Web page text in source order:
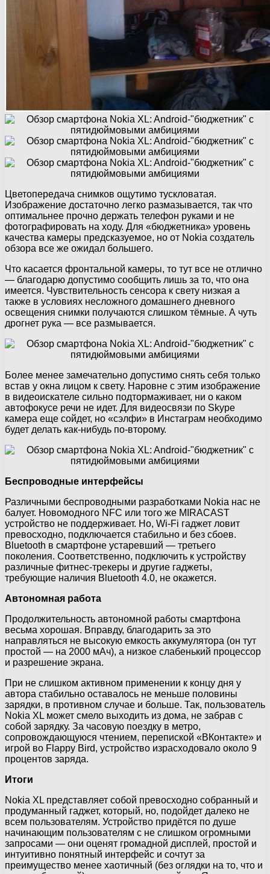
Цветопередача снимков ощутимо тускловатая.
Изображение достаточно легко размазывается, так что
оптимальнее прочно держать телефон руками и не
фотографировать на ходу. Для «бюджетника» уровень
качества камеры предсказуемое, но от Nokia создатель
обзора все же ожидал большего.
Что касается фронтальной камеры, то тут все не отлично
— благодарю допустимо сообщить лишь за то, что она
имеется. Чувствительность сенсора к свету низкая а
также в условиях несложного домашнего дневного
освещения снимки получаются слишком тёмные. А чуть
дрогнет рука — все размывается.
Более менее замечательно допустимо снять себя только
встав у окна лицом к свету. Наровне с этим изображение
в видеоискателе сильно подтормаживает, ни о каком
автофокусе речи не идет. Для видеосвязи по Skype
камера еще сойдет, но «сэлфи» в Инстаграм необходимо
будет делать как-нибудь по-второму.
Беспроводные интерфейсы
Различными беспроводными разработками Nokia нас не
балует. Новомодного NFC или того же MIRACAST
устройство не поддерживает. Но, Wi-Fi гаджет ловит
превосходно, подключается стабильно и без сбоев.
Bluetooth в смартфоне устаревший — третьего
поколения. Соответственно, подключить к устройству
различные фитнес-трекеры и другие гаджеты,
требующие наличия Bluetooth 4.0, не окажется.
Автономная работа
Продолжительность автономной работы смартфона
весьма хорошая. Вправду, благодарить за это
направляться не высокую емкость аккумулятора (он тут
простой — на 2000 мАч), а низкое слабенький процессор
и разрешение экрана.
При не слишком активном применении к концу дня у
автора стабильно оставалось не меньше половины
зарядки, в противном случае и больше. Так, пользователь
Nokia XL может смело выходить из дома, не забрав с
собой зарядку. За часовую поездку в метро,
сопровождающуюся чтением, перепиской «ВКонтакте» и
игрой во Flappy Bird, устройство израсходовало около 9
процентов заряда.
Итоги
Nokia XL представляет собой превосходно собранный и
продуманный гаджет, который, но, подойдет далеко не
всем пользователям. Устройство придётся по душе
начинающим пользователям с не слишком огромными
запросами — они оценят громадной дисплей, простой и
интуитивно понятный интерфейс и сочтут за
преимущество менее хаотичный (без оглядки на то, что и